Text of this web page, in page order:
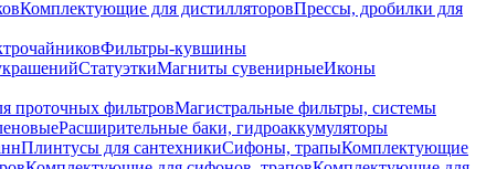
Комплектующие для дистилляторовПрессы, дробилки для
Фильтры-кувшины
СтатуэткиМагниты сувенирныеИконы
проточных фильтровМагистральные фильтры, системы
Расширительные баки, гидроаккумуляторы
Плинтусы для сантехникиСифоны, трапыКомплектующие